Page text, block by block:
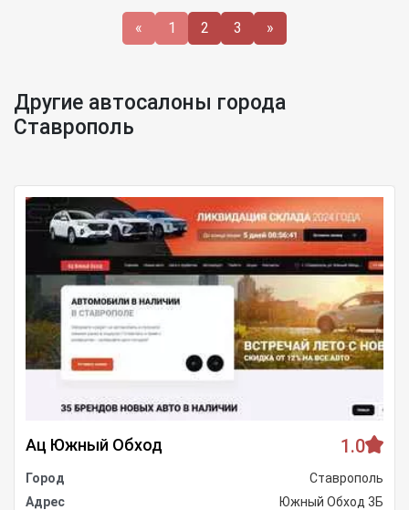
« 1 2 3 »
Другие автосалоны города
Ставрополь
Ац Южный Обход 1.0
Город
Ставрополь
Адрес
Южный Обход 3Б